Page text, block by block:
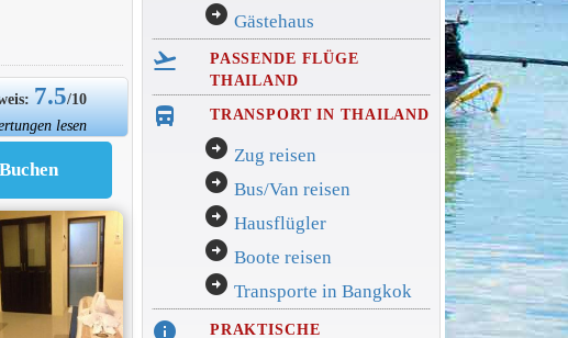
7.5/10
lesen
arrow_circle_right Gästehaus
flight_takeoff
PASSENDE FLÜGE
THAILAND
directions_bus_filled TRANSPORT IN THAILAND
arrow_circle_right Zug reisen
arrow_circle_right Bus/Van reisen
arrow_circle_right Hausflügler
arrow_circle_right Boote reisen
arrow_circle_right Transporte in Bangkok
info
PRAKTISCHE